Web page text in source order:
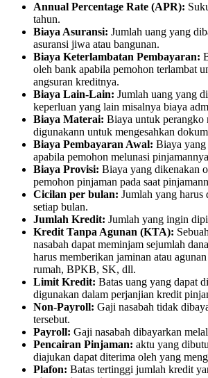
Annual Percentage Rate (APR):
tahun.
Biaya Asuransi: Jumlah uang yang
asuransi jiwa atau bangunan.
Biaya Keterlambatan Pembayaran:
oleh bank apabila pemohon terlambat
angsuran kreditnya.
Biaya Lain-Lain: Jumlah uang yang
keperluan yang lain misalnya biaya
Biaya Materai: Biaya untuk perangko
digunakann untuk mengesahkan
Biaya Pembayaran Awal: Biaya
apabila pemohon melunasi
Biaya Provisi: Biaya yang dikenakan
pemohon pinjaman pada saat
Cicilan per bulan: Jumlah yang harus
setiap bulan.
Jumlah Kredit: Jumlah yang ingin
Kredit Tanpa Agunan (KTA):
nasabah dapat meminjam sejumlah
harus memberikan jaminan atau
rumah, BPKB, SK, dll.
Limit Kredit: Batas uang yang dapat
digunakan dalam perjanjian kredit
Non-Payroll: Gaji nasabah tidak
tersebut.
Payroll: Gaji nasabah dibayarkan
Pencairan Pinjaman: aktu yang
diajukan dapat diterima oleh yang
Plafon: Batas tertinggi jumlah kredit